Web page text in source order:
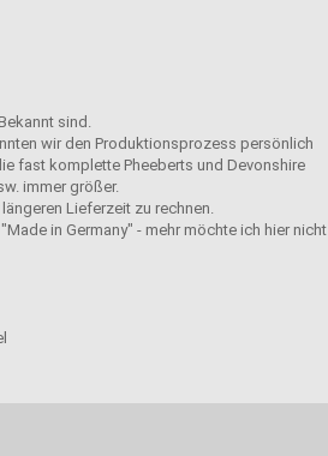
sind.
wir den Produktionsprozess persönlich
fast komplette Pheeberts und Devonshire
immer größer.
Lieferzeit zu rechnen.
in Germany" - mehr möchte ich hier nicht